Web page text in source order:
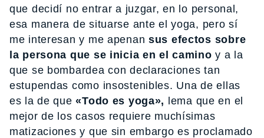
que decidí no entrar a juzgar, en lo personal,
esa manera de situarse ante el yoga, pero sí
me interesan y me apenansus efectos sobre
la persona que se inicia en el camino y a la
que se bombardea con declaraciones tan
estupendas como insostenibles. Una de ellas
es la de que«Todo es yoga», lema que en el
mejor de los casos requiere muchísimas
matizaciones y que sin embargo es proclamado